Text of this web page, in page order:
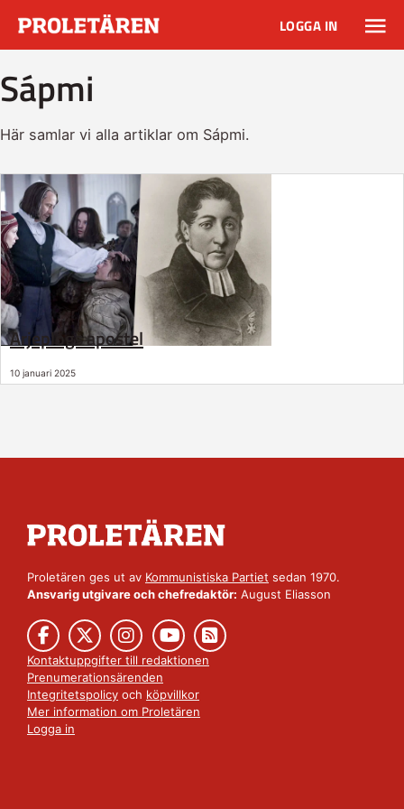
LOGGA IN
Sápmi
Här samlar vi alla artiklar om Sápmi.
Arjeplogs apostel
10 januari 2025
Proletären ges ut av Kommunistiska Partiet sedan 1970.
Ansvarig utgivare och chefredaktör: August Eliasson
Kontaktuppgifter till redaktionen
Prenumerationsärenden
Integritetspolicy och köpvillkor
Mer information om Proletären
Logga in